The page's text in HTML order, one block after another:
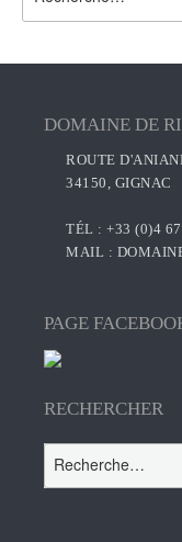
pour
DOMAINE DE
ROUTE
34150, GIGNAC
TÉL : +33 (0)4
MAIL :
PAGE
RECHERCHER
Recherche
pour